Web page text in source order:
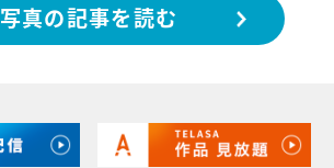
写真の記事を読む